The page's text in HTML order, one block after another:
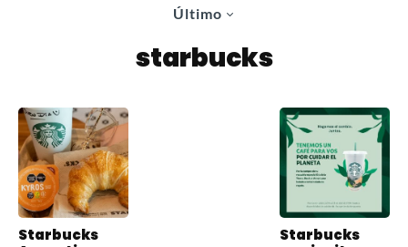
Último
starbucks
Starbucks
Starbucks